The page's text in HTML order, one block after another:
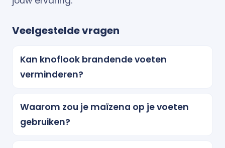
Veelgestelde vragen
Kan knoflook brandende voeten
verminderen?
Waarom zou je maïzena op je voeten
gebruiken?